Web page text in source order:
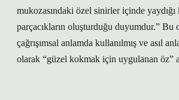
mukozasındaki özel sinirler içinde
parçacıkların oluşturduğu duyumdur.” Bu
çağrışımsal anlamda kullanılmış ve asıl
olarak “güzel kokmak için uygulanan öz”